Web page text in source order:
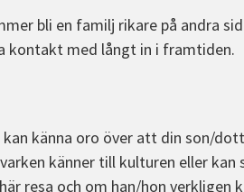
bli en familj rikare på andra
kontakt med långt in i framtiden.
känna oro över att din son/
känner till kulturen eller
resa och om han/hon verkligen